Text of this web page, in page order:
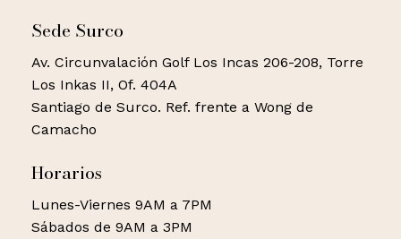
Sede Surco
Av. Circunvalación Golf Los Incas 206-208, Torre
Los Inkas II, Of. 404A
Santiago de Surco. Ref. frente a Wong de
Camacho
Horarios
Lunes-Viernes 9AM a 7PM
Sábados de 9AM a 3PM